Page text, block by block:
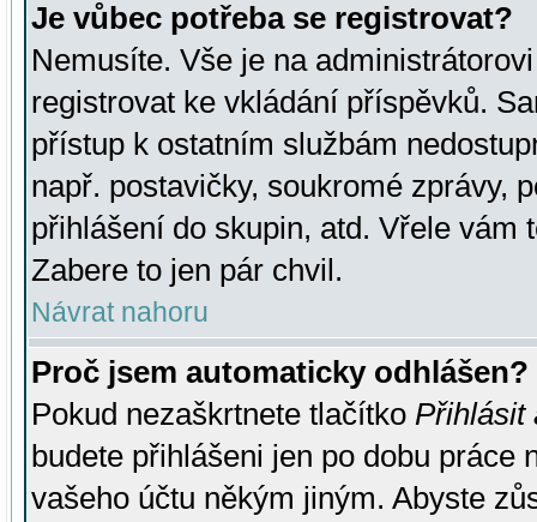
Je vůbec potřeba se registrovat?
Nemusíte. Vše je na
registrovat ke vkládání příspěvků.
přístup k ostatním službám
např. postavičky, soukromé zprávy,
přihlášení do skupin, atd. Vřele vám
Zabere to jen pár chvil.
Návrat nahoru
Proč jsem automaticky odhlášen?
Pokud nezaškrtnete tlačítko Přihlásit
budete přihlášeni jen po dobu práce
vašeho účtu někým jiným. Abyste